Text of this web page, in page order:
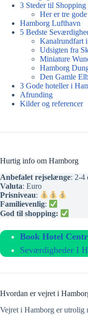
3 Steder til
Her er tre
Hamborg Lufthavn
5 Bedste
Kanalrundfart
Udsigten fra
Miniature
Hamborg
Den Gamle
3 Gode hoteller i
Afrunding
Kilder og referencer
Hurtig info om Hamborg
Anbefalet rejselænge: 2-4
Valuta: Euro
Prisniveau:
Familievenlig:
God til shopping:
Book Hotel
Seværdigheder I
Hvordan er vejret i
Vejret i Hamborg er utrolig